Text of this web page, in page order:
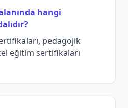
hangi
pedagojik
eğitim sertifikaları